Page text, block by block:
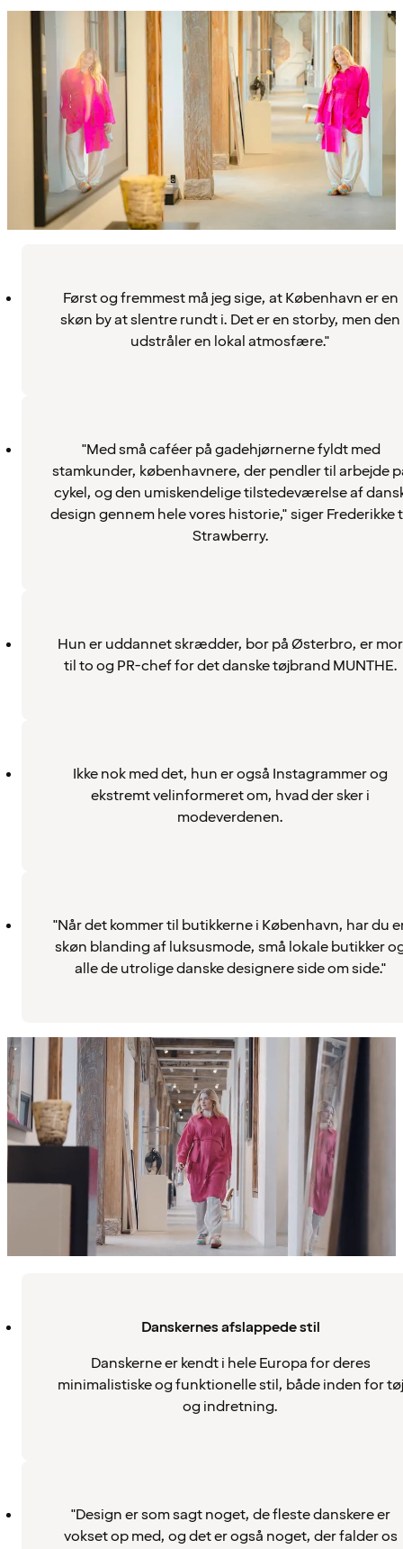
Først og fremmest må jeg sige, at København er en
skøn by at slentre rundt i. Det er en storby, men den
udstråler en lokal atmosfære."
"Med små caféer på gadehjørnerne fyldt med
stamkunder, københavnere, der pendler til arbejde
cykel, og den umiskendelige tilstedeværelse af
design gennem hele vores historie," siger Frederikke
Strawberry.
Hun er uddannet skrædder, bor på Østerbro, er mor
til to og PR-chef for det danske tøjbrand MUNTHE.
Ikke nok med det, hun er også Instagrammer og
ekstremt velinformeret om, hvad der sker i
modeverdenen.
"Når det kommer til butikkerne i København, har du
skøn blanding af luksusmode, små lokale butikker
alle de utrolige danske designere side om side."
Danskernes afslappede stil
Danskerne er kendt i hele Europa for deres
minimalistiske og funktionelle stil, både inden for tøj
og indretning.
"Design er som sagt noget, de fleste danskere er
vokset op med, og det er også noget, der falder os